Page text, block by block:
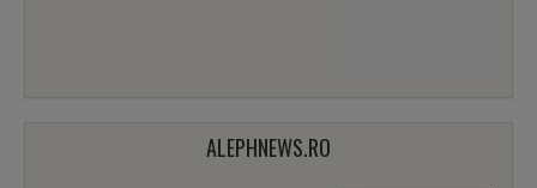
ALEPHNEWS.RO